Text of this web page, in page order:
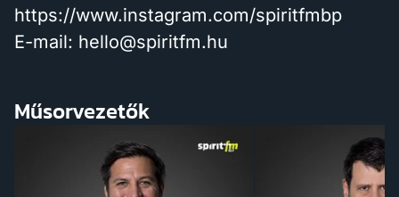
https://www.instagram.com/spiritfmbp
E-mail: hello@spiritfm.hu
Műsorvezetők